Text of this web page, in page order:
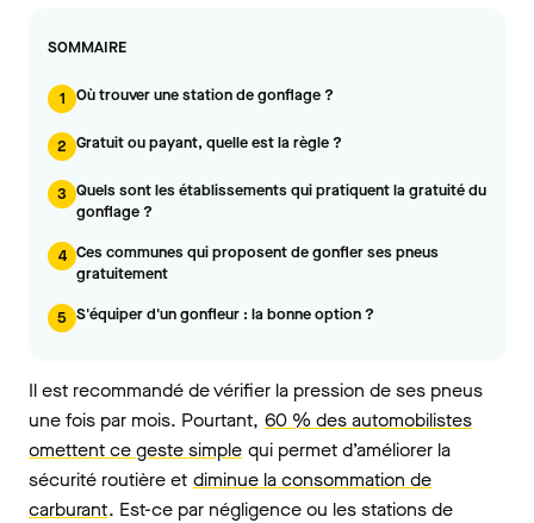
SOMMAIRE
1 Où trouver une station de gonflage ?
2 Gratuit ou payant, quelle est la règle ?
3 Quels sont les établissements qui pratiquent la gratuité du
gonflage ?
4 Ces communes qui proposent de gonfler ses pneus
gratuitement
5 S'équiper d'un gonfleur : la bonne option ?
Il est recommandé de vérifier la pression de ses pneus
une fois par mois. Pourtant, 60 % des automobilistes
omettent ce geste simple qui permet d’améliorer la
sécurité routière et diminue la consommation de
carburant. Est-ce par négligence ou les stations de